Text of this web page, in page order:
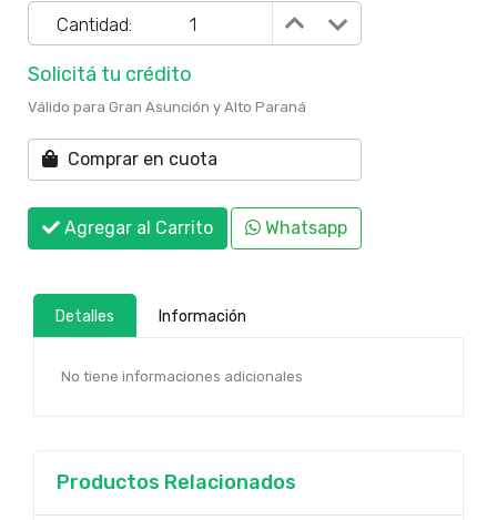
Cantidad:
Solicitá tu crédito
Válido para Gran Asunción y Alto Paraná
Comprar en cuota
Agregar al Carrito Whatsapp
Detalles Información
No tiene informaciones adicionales
Productos Relacionados